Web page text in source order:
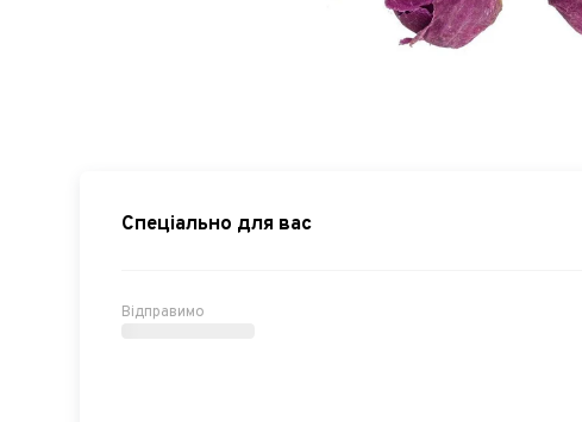
Спеціально для вас
Відправимо